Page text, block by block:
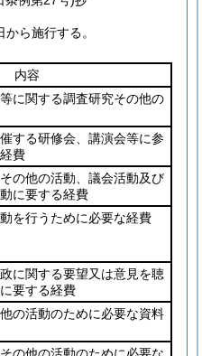
ら施行する。
内容
に関する調査研究その他の
する研修会、講演会等に参
費
の他の活動、議会活動及び
に要する経費
を行うために必要な経費
に関する要望又は意見を聴
要する経費
の活動のために必要な資料